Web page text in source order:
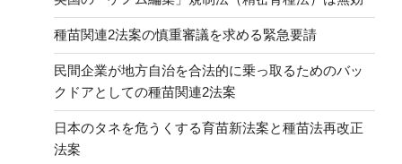
種苗関連2法案の慎重審議を求める緊急要請
民間企業が地方自治を合法的に乗っ取るためのバッ
クドアとしての種苗関連2法案
日本のタネを危うくする育苗新法案と種苗法再改正
法案